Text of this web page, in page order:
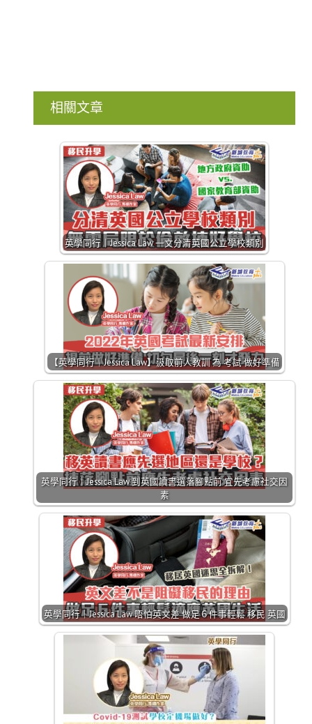
相關文章
英學同行｜Jessica Law 一文分清英國公立學校類別
【英學同行｜Jessica Law】汲取前人教訓 為 考試 做好準備
英學同行｜Jessica Law 到英國讀書選落腳點前 宜先考慮社交因
素
英學同行｜Jessica Law 唔怕英文差 做足６件事輕鬆 移民 英國